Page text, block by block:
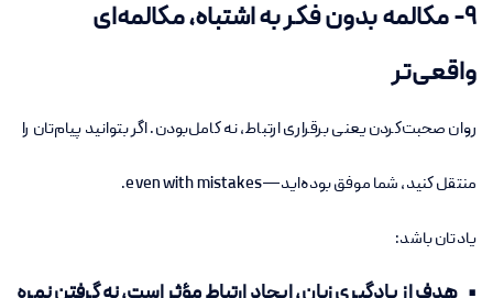
9- مکالمه بدون فکر به اشتباه، مکالمه‌ای
واقعی‌تر
روان صحبت‌کردن یعنی برقراری ارتباط، نه کامل‌بودن. اگر بتوانید پیام‌تان را
منتقل کنید، شما موفق بوده‌اید—even with mistakes.
یادتان باشد: